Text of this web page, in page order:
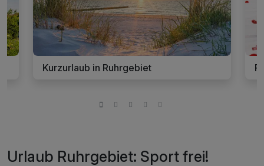
Kurzurlaub in Ruhrgebiet
Urlaub Ruhrgebiet: Sport frei!